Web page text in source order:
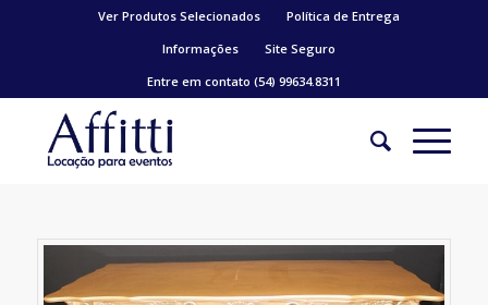
Ver Produtos Selecionados
Política de Entrega
Informações
Site Seguro
Entre em contato (54) 99634.8311